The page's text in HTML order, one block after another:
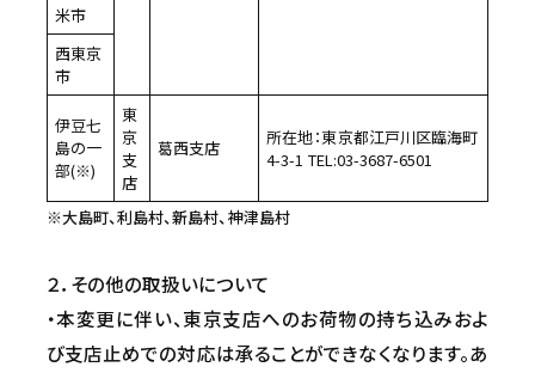
米市
西東京
市
伊豆七
島の一
部(※)
東
京
支
店
葛西支店
所在地：東京都江戸川区臨海町
4-3-1 TEL:03-3687-6501
※大島町、利島村、新島村、神津島村
２．その他の取扱いについて
・本変更に伴い、東京支店へのお荷物の持ち込みおよ
び支店止めでの対応は承ることができなくなります。あ